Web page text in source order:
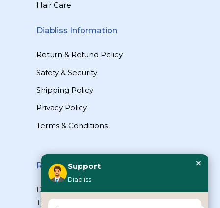
Hair Care
Diabliss Information
Return & Refund Policy
Safety & Security
Shipping Policy
Privacy Policy
Terms & Conditions
Reach Us
Diabliss Consumer Products Pvt Ltd,
Type II/20, Dr.VSI Estate, Thiruvanmiyur,
Support
Diabliss
×